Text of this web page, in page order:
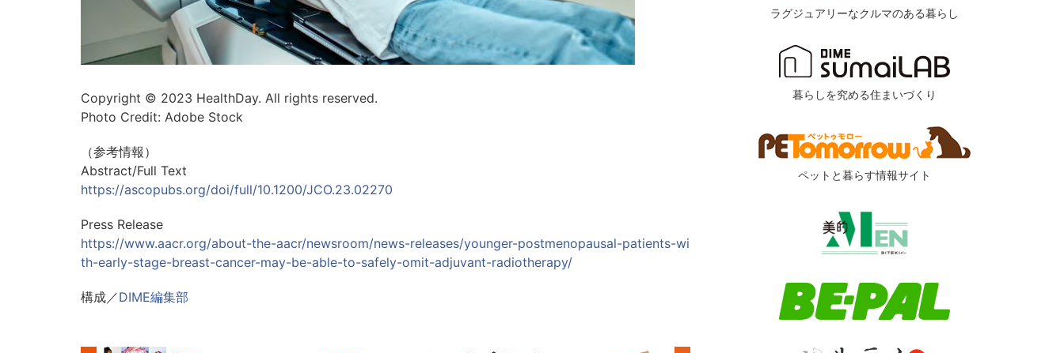
Copyright © 2023 HealthDay. All rights reserved.
Photo Credit: Adobe Stock
（参考情報）
Abstract/Full Text
https://ascopubs.org/doi/full/10.1200/JCO.23.02270
Press Release
https://www.aacr.org/about-the-aacr/newsroom/news-releases/younger-postmenopausal-patients-wi
th-early-stage-breast-cancer-may-be-able-to-safely-omit-adjuvant-radiotherapy/
構成／DIME編集部
ラグジュアリーなクルマのある暮らし
暮らしを究める住まいづくり
ペットと暮らす情報サイト